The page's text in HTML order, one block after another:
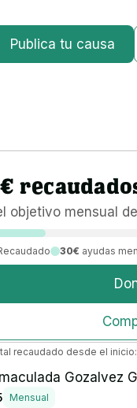
Publica tu causa
€
objetivo mensual de
30€ ayudas
recaudado desde el inicio:
Gozalvez
Mensual